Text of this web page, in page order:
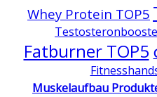
Whey Protein TOP5
Fatburner TOP5
Muskelaufbau